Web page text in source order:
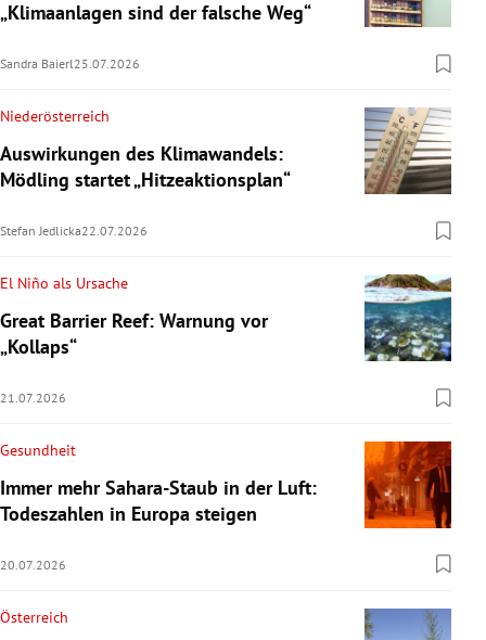
„Klimaanlagen sind der falsche Weg“
Sandra Baierl25.07.2026
Niederösterreich
Auswirkungen des Klimawandels:
Mödling startet „Hitzeaktionsplan“
Stefan Jedlicka22.07.2026
El Niño als Ursache
Great Barrier Reef: Warnung vor
„Kollaps“
21.07.2026
Gesundheit
Immer mehr Sahara-Staub in der Luft:
Todeszahlen in Europa steigen
20.07.2026
Österreich